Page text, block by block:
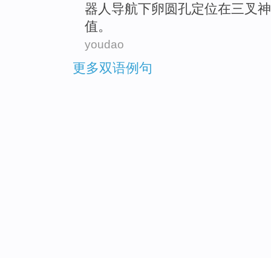
器人导航下卵圆孔定位在三叉
值。
youdao
更多双语例句